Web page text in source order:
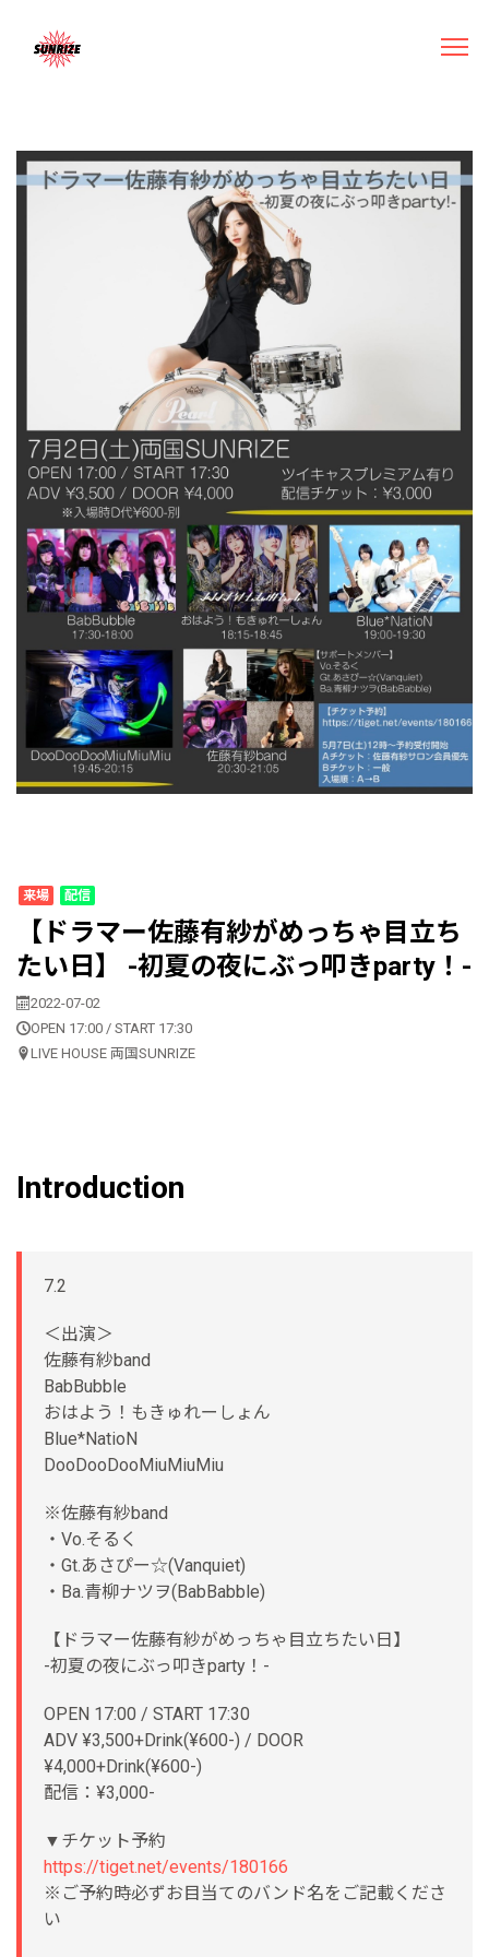
来場 配信
【ドラマー佐藤有紗がめっちゃ目立ち
たい日】 -初夏の夜にぶっ叩きparty！-
2022-07-02
OPEN 17:00 / START 17:30
LIVE HOUSE 両国SUNRIZE
Introduction
7.2
＜出演＞
佐藤有紗band
BabBubble
おはよう！もきゅれーしょん
Blue*NatioN
DooDooDooMiuMiuMiu
※佐藤有紗band
・Vo.そるく
・Gt.あさぴー☆(Vanquiet)
・Ba.青柳ナツヲ(BabBabble)
【ドラマー佐藤有紗がめっちゃ目立ちたい日】
-初夏の夜にぶっ叩きparty！-
OPEN 17:00 / START 17:30
ADV ¥3,500+Drink(¥600-) / DOOR
¥4,000+Drink(¥600-)
配信：¥3,000-
▼チケット予約
https://tiget.net/events/180166
※ご予約時必ずお目当てのバンド名をご記載くださ
い